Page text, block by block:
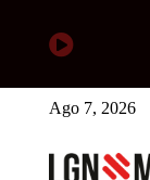

Ago 7, 2026